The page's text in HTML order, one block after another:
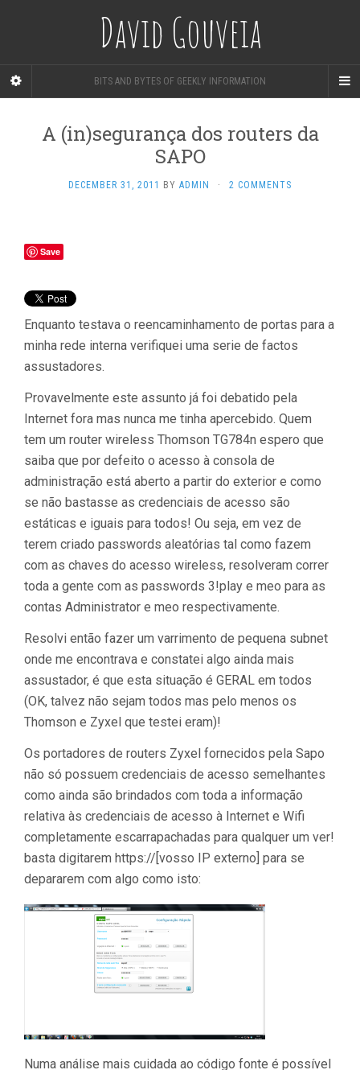
David Gouveia
BITS AND BYTES OF GEEKLY INFORMATION
A (in)segurança dos routers da
SAPO
DECEMBER 31, 2011 BY ADMIN · 2 COMMENTS
Save
Enquanto testava o reencaminhamento de portas para a
minha rede interna verifiquei uma serie de factos
assustadores.
Provavelmente este assunto já foi debatido pela
Internet fora mas nunca me tinha apercebido. Quem
tem um router wireless Thomson TG784n espero que
saiba que por defeito o acesso à consola de
administração está aberto a partir do exterior e como
se não bastasse as credenciais de acesso são
estáticas e iguais para todos! Ou seja, em vez de
terem criado passwords aleatórias tal como fazem
com as chaves do acesso wireless, resolveram correr
toda a gente com as passwords 3!play e meo para as
contas Administrator e meo respectivamente.
Resolvi então fazer um varrimento de pequena subnet
onde me encontrava e constatei algo ainda mais
assustador, é que esta situação é GERAL em todos
(OK, talvez não sejam todos mas pelo menos os
Thomson e Zyxel que testei eram)!
Os portadores de routers Zyxel fornecidos pela Sapo
não só possuem credenciais de acesso semelhantes
como ainda são brindados com toda a informação
relativa às credenciais de acesso à Internet e Wifi
completamente escarrapachadas para qualquer um ver!
basta digitarem https://[vosso IP externo] para se
depararem com algo como isto:
Numa análise mais cuidada ao código fonte é possível